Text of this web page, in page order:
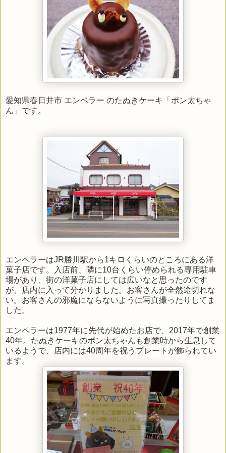
愛知県春日井市 エンペラー のたぬきケーキ「ポン太ちゃ
ん」です。
エンペラーはJR勝川駅から1キロくらいのところにある洋
菓子店です。入店前、隣に10台くらい停められる専用駐車
場があり、街の洋菓子店にしては広いなと思ったのです
が、店内に入って分かりました。お客さんが全然途切れな
い。お客さんの邪魔にならないように写真撮ったりしてま
した。
エンペラーは1977年に先代が始めたお店で、2017年で創業
40年。たぬきケーキのポン太ちゃんも創業時から生息して
いるようで、店内には40周年を祝うプレートが飾られてい
ます。